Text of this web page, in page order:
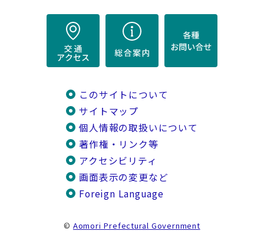
このサイトについて
サイトマップ
個人情報の取扱いについて
著作権・リンク等
アクセシビリティ
画面表示の変更など
Foreign Language
© Aomori Prefectural Government